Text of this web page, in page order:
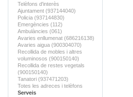
Telèfons d'interès
Ajuntament (937144040)
Policia (937144830)
Emergències (112)
Ambulàncies (061)
Avaries enllumenat (686216138)
Avaries aigua (900304070)
Recollida de mobles i altres
voluminosos (900150140)
Recollida de restes vegetals
(900150140)
Tanatori (937471203)
Totes les adreces i telèfons
Serveis